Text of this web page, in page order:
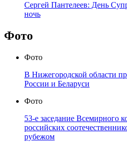
Сергей Пантелеев: День
ночь
Фото
Фото
В Нижегородской области
России и Беларуси
Фото
53-е заседание Всемирного
российских
рубежом